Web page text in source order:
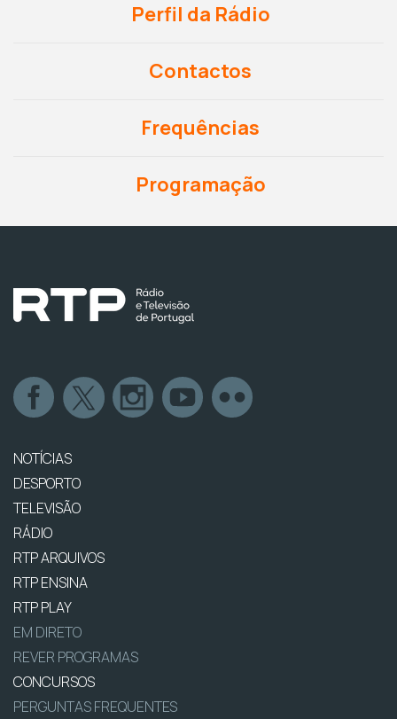
Perfil da Rádio
Contactos
Frequências
Programação
NOTÍCIAS
DESPORTO
TELEVISÃO
RÁDIO
RTP ARQUIVOS
RTP ENSINA
RTP PLAY
EM DIRETO
REVER PROGRAMAS
CONCURSOS
PERGUNTAS FREQUENTES